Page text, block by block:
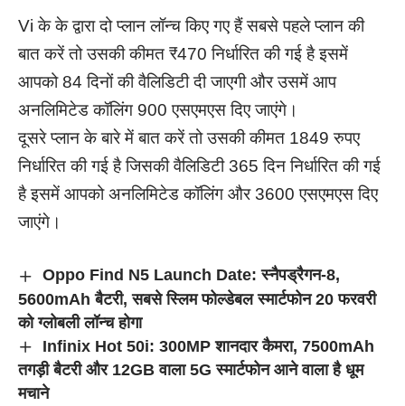
Vi के के द्वारा दो प्लान लॉन्च किए गए हैं सबसे पहले प्लान की
बात करें तो उसकी कीमत ₹470 निर्धारित की गई है इसमें
आपको 84 दिनों की वैलिडिटी दी जाएगी और उसमें आप
अनलिमिटेड कॉलिंग 900 एसएमएस दिए जाएंगे।
दूसरे प्लान के बारे में बात करें तो उसकी कीमत 1849 रुपए
निर्धारित की गई है जिसकी वैलिडिटी 365 दिन निर्धारित की गई
है इसमें आपको अनलिमिटेड कॉलिंग और 3600 एसएमएस दिए
जाएंगे।
Oppo Find N5 Launch Date: स्नैपड्रैगन-8,
5600mAh बैटरी, सबसे स्लिम फोल्डेबल स्मार्टफोन 20 फरवरी
को ग्लोबली लॉन्च होगा
Infinix Hot 50i: 300MP शानदार कैमरा, 7500mAh
तगड़ी बैटरी और 12GB वाला 5G स्मार्टफोन आने वाला है धूम
मचाने